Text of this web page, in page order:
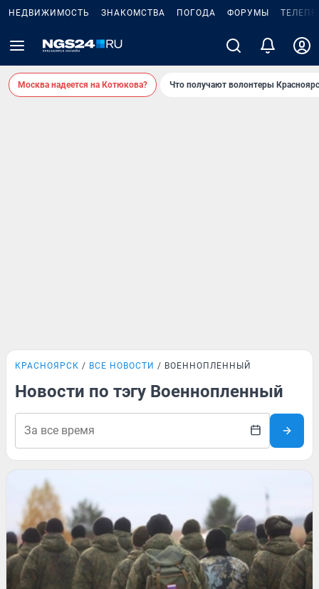
НЕДВИЖИМОСТЬ ЗНАКОМСТВА ПОГОДА ФОРУМЫ
Москва надеется на Котюкова? Что получают волонтеры
КРАСНОЯРСК ВСЕ НОВОСТИ ВОЕННОПЛЕННЫЙ
Новости по тэгу Военнопленный